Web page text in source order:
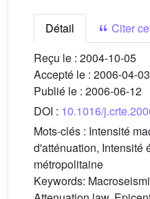
Détail
Citer
Reçu le : 2004-10-05
Accepté le : 2006-04-03
Publié le : 2006-06-12
DOI : 10.1016/
Mots-clés : Intensité
d'atténuation, Intensité
métropolitaine
Keywords: